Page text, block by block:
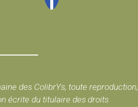
des ColibrYs, toute reproduction,
écrite du titulaire des droits